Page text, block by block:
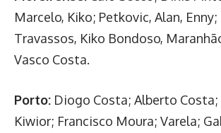
Marcelo, Kiko; Petkovic, Alan,
Travassos, Kiko Bondoso,
Vasco Costa.
Porto: Diogo Costa; Alberto Costa;
Kiwior; Francisco Moura; Varela;